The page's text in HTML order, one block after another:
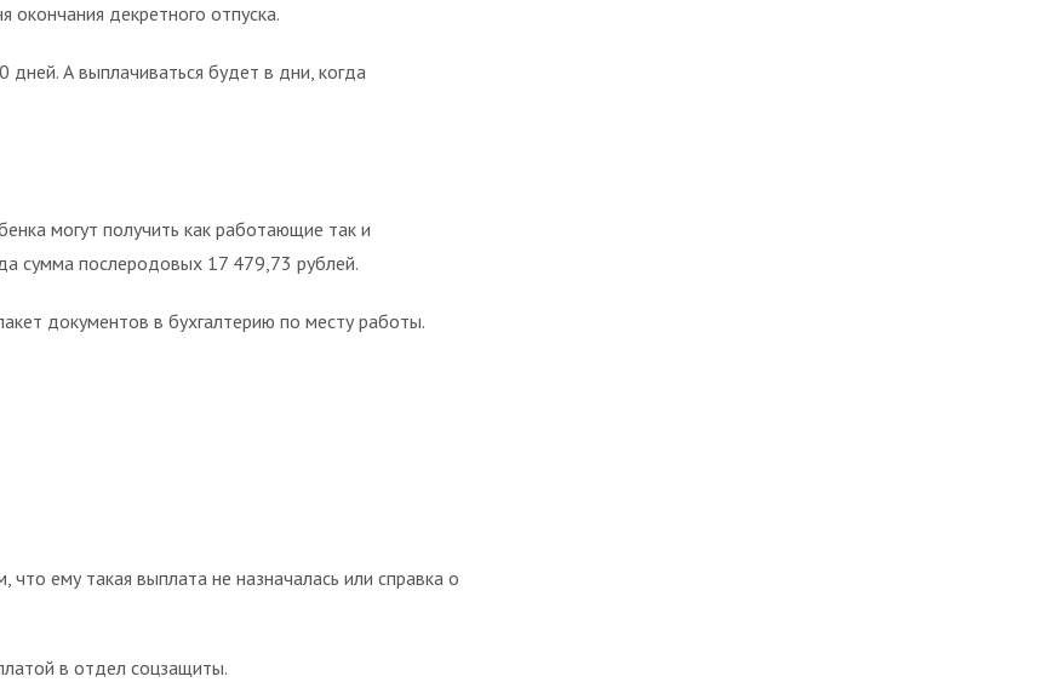
декретного отпуска.
А выплачиваться будет в дни, когда
могут получить как работающие так и
сумма послеродовых 17 479,73 рублей.
документов в бухгалтерию по месту работы.
ему такая выплата не назначалась или справка о
в отдел соцзащиты.